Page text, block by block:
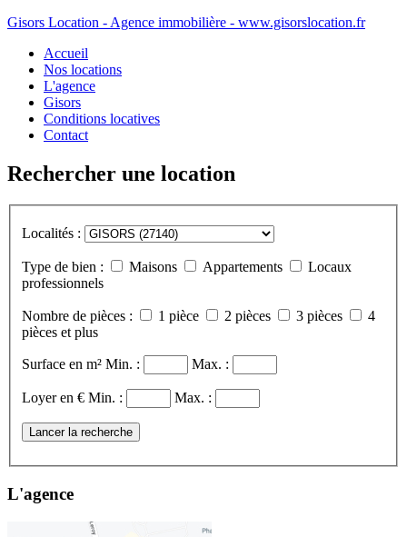
Gisors Location - Agence immobilière - www.gisorslocation.fr
Accueil
Nos locations
L'agence
Gisors
Conditions locatives
Contact
Rechercher une location
Localités :
Type de bien : Maisons Appartements
Locaux
professionnels
Nombre de pièces : 1 pièce 2 pièces 3 pièces
4
pièces et plus
Surface en m² Min. : Max. :
Loyer en € Min. : Max. :
Lancer la recherche
L'agence